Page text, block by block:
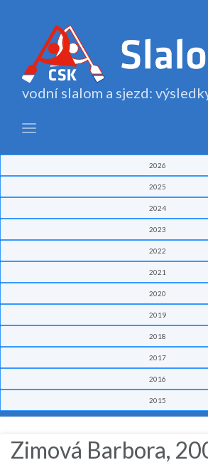
vodní slalom a sjezd:
2026
2025
2024
2023
2022
2021
2020
2019
2018
2017
2016
2015
Zimová Barbora,